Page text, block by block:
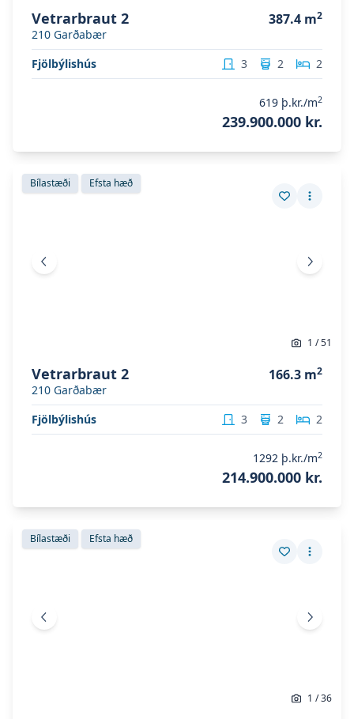
Vetrarbraut 2
210 Garðabær
387.4 m2
Fjölbýlishús 3 2 2
619 þ.kr./m2
239.900.000 kr.
Skoða eigninaVetrarbraut 2
Bílastæði Efsta hæð
Vista eign
Fleiri
Skoða eigninaVetrarbraut 2
Fyrri mynd Næsta
1 /51
Vetrarbraut 2
210 Garðabær
166.3 m2
Fjölbýlishús 3 2 2
1292 þ.kr./m2
214.900.000 kr.
Skoða eigninaVetrarbraut 2
Bílastæði Efsta hæð
Vista eign
Fleiri
Skoða eigninaVetrarbraut 2
Fyrri mynd Næsta
1 /36